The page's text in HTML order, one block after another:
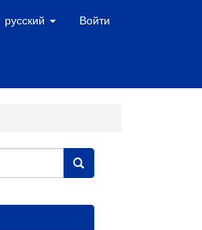
русский Войти